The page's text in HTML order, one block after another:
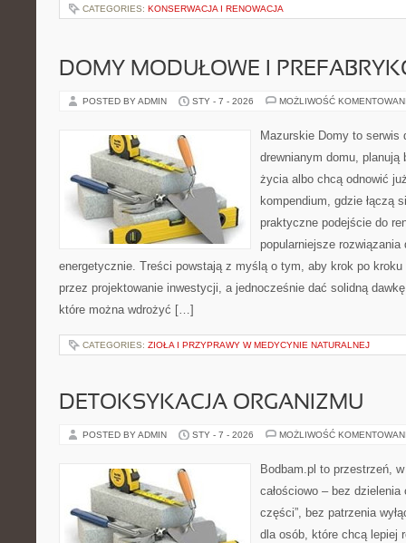
CATEGORIES: KONSERWACJA I RENOWACJA
DOMY MODUŁOWE I
POSTED BY ADMIN STY - 7 - 2026 MOŻLIWOŚĆ
Mazurskie Domy to serwis
drewnianym domu, planują
życia albo chcą odnowić
kompendium, gdzie łączą
praktyczne podejście do
popularniejsze
energetycznie. Treści powstają z myślą o tym, aby krok po
przez projektowanie inwestycji, a jednocześnie dać solidną
które można wdrożyć […]
CATEGORIES: ZIOŁA I PRZYPRAWY W MEDYCYNIE NATURALNEJ
DETOKSYKACJA ORGANIZMU
POSTED BY ADMIN STY - 7 - 2026 MOŻLIWOŚĆ
Bodbam.pl to przestrzeń,
całościowo – bez dzielenia
części”, bez patrzenia
dla osób, które chcą lepiej